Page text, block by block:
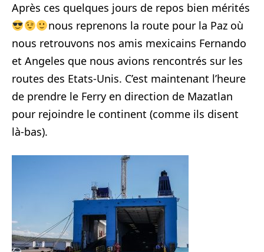
Après ces quelques jours de repos bien mérités
nous reprenons la route pour la Paz où
nous retrouvons nos amis mexicains Fernando
et Angeles que nous avions rencontrés sur les
routes des Etats-Unis. C’est maintenant l’heure
de prendre le Ferry en direction de Mazatlan
pour rejoindre le continent (comme ils disent
là-bas).